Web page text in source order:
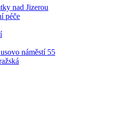
nad Jizerou
péče
náměstí 55